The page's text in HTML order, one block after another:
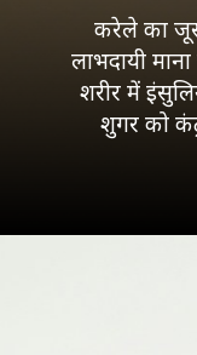
करेले का
लाभदायी
शरीर में
शुगर को